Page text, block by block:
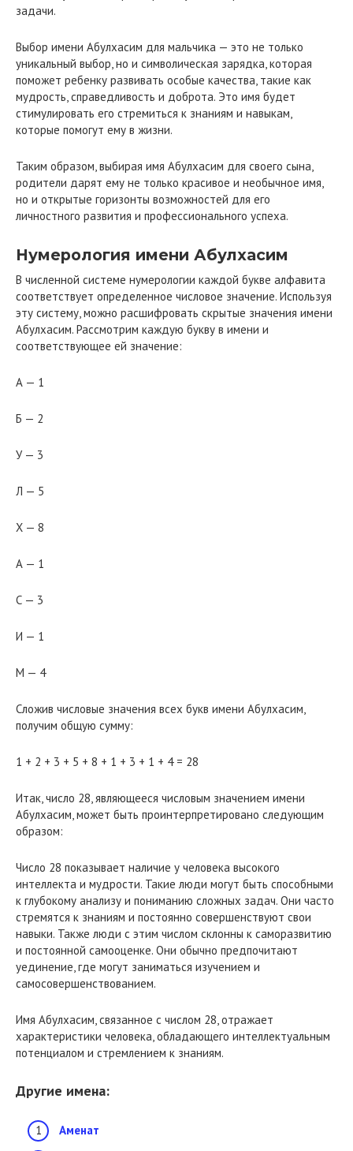
задачи.
Выбор имени Абулхасим для мальчика — это не только
уникальный выбор, но и символическая зарядка, которая
поможет ребенку развивать особые качества, такие как
мудрость, справедливость и доброта. Это имя будет
стимулировать его стремиться к знаниям и навыкам,
которые помогут ему в жизни.
Таким образом, выбирая имя Абулхасим для своего сына,
родители дарят ему не только красивое и необычное имя,
но и открытые горизонты возможностей для его
личностного развития и профессионального успеха.
Нумерология имени Абулхасим
В численной системе нумерологии каждой букве алфавита
соответствует определенное числовое значение. Используя
эту систему, можно расшифровать скрытые значения имени
Абулхасим. Рассмотрим каждую букву в имени и
соответствующее ей значение:
А — 1
Б — 2
У — 3
Л — 5
Х — 8
А — 1
С — 3
И — 1
М — 4
Сложив числовые значения всех букв имени Абулхасим,
получим общую сумму:
1 + 2 + 3 + 5 + 8 + 1 + 3 + 1 + 4 = 28
Итак, число 28, являющееся числовым значением имени
Абулхасим, может быть проинтерпретировано следующим
образом:
Число 28 показывает наличие у человека высокого
интеллекта и мудрости. Такие люди могут быть способными
к глубокому анализу и пониманию сложных задач. Они часто
стремятся к знаниям и постоянно совершенствуют свои
навыки. Также люди с этим числом склонны к саморазвитию
и постоянной самооценке. Они обычно предпочитают
уединение, где могут заниматься изучением и
самосовершенствованием.
Имя Абулхасим, связанное с числом 28, отражает
характеристики человека, обладающего интеллектуальным
потенциалом и стремлением к знаниям.
Другие имена:
Аменат